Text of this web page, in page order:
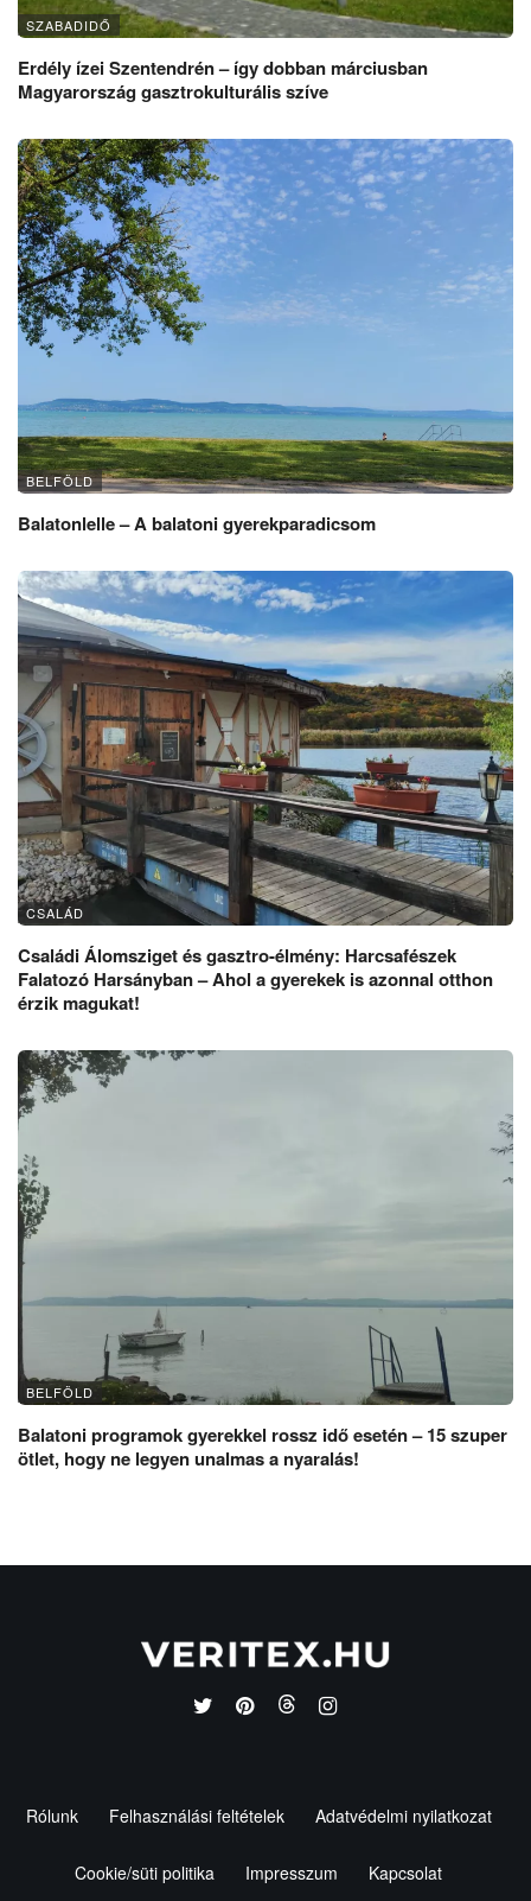
SZABADIDŐ
Erdély ízei Szentendrén – így dobban márciusban
Magyarország gasztrokulturális szíve
BELFÖLD
Balatonlelle – A balatoni gyerekparadicsom
CSALÁD
Családi Álomsziget és gasztro-élmény: Harcsafészek
Falatozó Harsányban – Ahol a gyerekek is azonnal otthon
érzik magukat!
BELFÖLD
Balatoni programok gyerekkel rossz idő esetén – 15 szuper
ötlet, hogy ne legyen unalmas a nyaralás!
Rólunk Felhasználási feltételek Adatvédelmi nyilatkozat
Cookie/süti politika Impresszum Kapcsolat